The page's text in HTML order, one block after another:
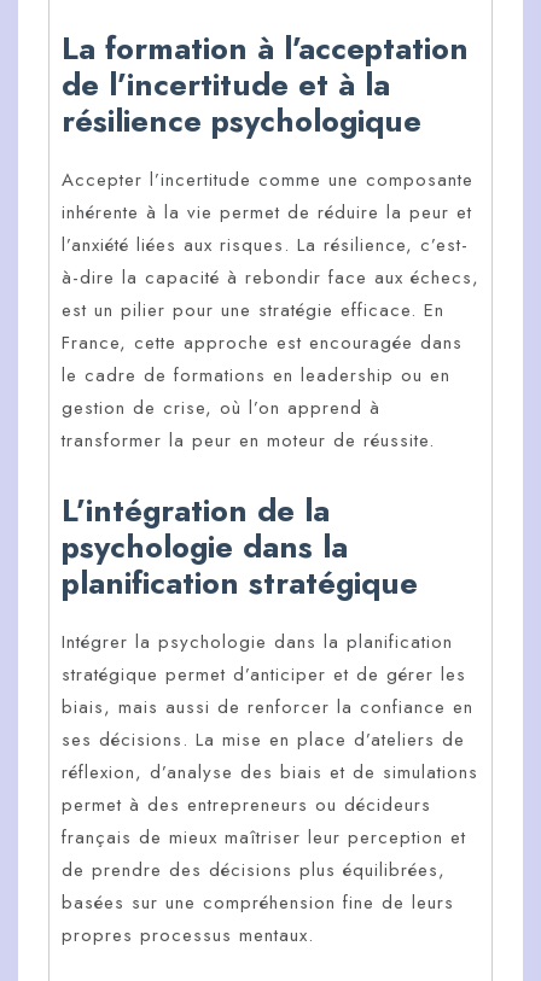
La formation à l’acceptation
de l’incertitude et à la
résilience psychologique
Accepter l’incertitude comme une composante
inhérente à la vie permet de réduire la peur et
l’anxiété liées aux risques. La résilience, c’est-
à-dire la capacité à rebondir face aux échecs,
est un pilier pour une stratégie efficace. En
France, cette approche est encouragée dans
le cadre de formations en leadership ou en
gestion de crise, où l’on apprend à
transformer la peur en moteur de réussite.
L’intégration de la
psychologie dans la
planification stratégique
Intégrer la psychologie dans la planification
stratégique permet d’anticiper et de gérer les
biais, mais aussi de renforcer la confiance en
ses décisions. La mise en place d’ateliers de
réflexion, d’analyse des biais et de simulations
permet à des entrepreneurs ou décideurs
français de mieux maîtriser leur perception et
de prendre des décisions plus équilibrées,
basées sur une compréhension fine de leurs
propres processus mentaux.